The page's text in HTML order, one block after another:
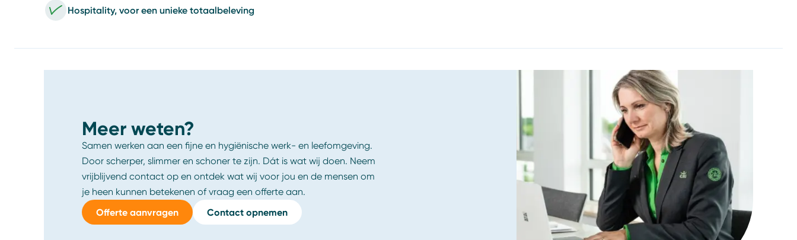
Hospitality, voor een unieke totaalbeleving
Meer weten?
Samen werken aan een fijne en hygiënische werk- en leefomgeving.
Door scherper, slimmer en schoner te zijn. Dát is wat wij doen. Neem
vrijblijvend contact op en ontdek wat wij voor jou en de mensen om
je heen kunnen betekenen of vraag een offerte aan.
Offerte aanvragen Contact opnemen